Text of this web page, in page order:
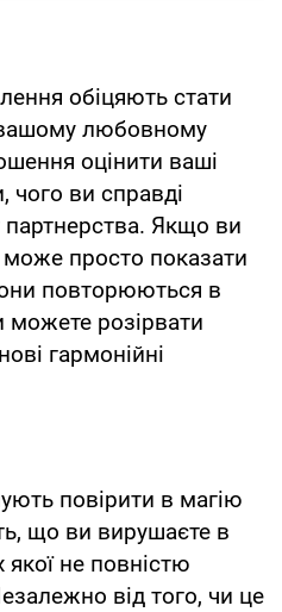
обіцяють стати
любовному
оцінити ваші
чого ви справді
партнерства. Якщо ви
може просто показати
повторюються в
можете розірвати
гармонійні
повірити в магію
що ви вирушаєте в
не повністю
від того, чи це